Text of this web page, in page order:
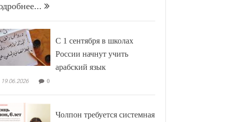
С 1 сентября в школах
России начнут учить
арабский язык
19.06.2026 0
Чолпон требуется системная